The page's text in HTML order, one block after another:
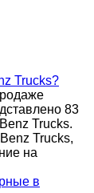
Trucks?
83
Trucks.
Trucks,
на
в